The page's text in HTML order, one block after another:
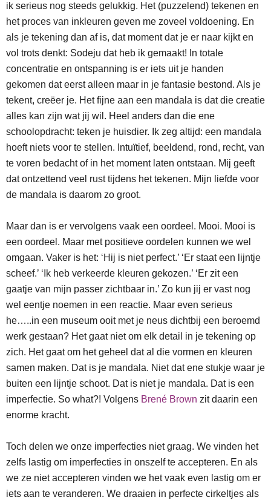
ik serieus nog steeds gelukkig. Het (puzzelend) tekenen en
het proces van inkleuren geven me zoveel voldoening. En
als je tekening dan af is, dat moment dat je er naar kijkt en
vol trots denkt: Sodeju dat heb ik gemaakt! In totale
concentratie en ontspanning is er iets uit je handen
gekomen dat eerst alleen maar in je fantasie bestond. Als je
tekent, creëer je. Het fijne aan een mandala is dat die creatie
alles kan zijn wat jij wil. Heel anders dan die ene
schoolopdracht: teken je huisdier. Ik zeg altijd: een mandala
hoeft niets voor te stellen. Intuïtief, beeldend, rond, recht, van
te voren bedacht of in het moment laten ontstaan. Mij geeft
dat ontzettend veel rust tijdens het tekenen. Mijn liefde voor
de mandala is daarom zo groot.
Maar dan is er vervolgens vaak een oordeel. Mooi. Mooi is
een oordeel. Maar met positieve oordelen kunnen we wel
omgaan. Vaker is het: ‘Hij is niet perfect.’ ‘Er staat een lijntje
scheef.’ ‘Ik heb verkeerde kleuren gekozen.’ ‘Er zit een
gaatje van mijn passer zichtbaar in.’ Zo kun jij er vast nog
wel eentje noemen in een reactie. Maar even serieus
he…..in een museum ooit met je neus dichtbij een beroemd
werk gestaan? Het gaat niet om elk detail in je tekening op
zich. Het gaat om het geheel dat al die vormen en kleuren
samen maken. Dat is je mandala. Niet dat ene stukje waar je
buiten een lijntje schoot. Dat is niet je mandala. Dat is een
imperfectie. So what?! Volgens Brené Brown zit daarin een
enorme kracht.
Toch delen we onze imperfecties niet graag. We vinden het
zelfs lastig om imperfecties in onszelf te accepteren. En als
we ze niet accepteren vinden we het vaak even lastig om er
iets aan te veranderen. We draaien in perfecte cirkeltjes als